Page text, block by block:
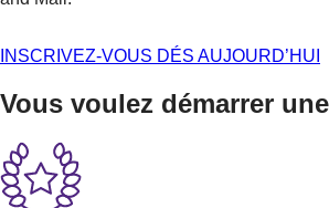
INSCRIVEZ-VOUS DÉS AUJOURD’HUI
Vous voulez démarrer